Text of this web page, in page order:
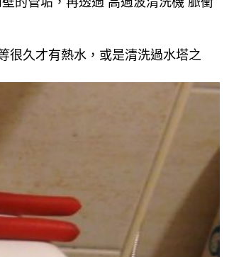
很久才有熱水，或是清洗過水塔之